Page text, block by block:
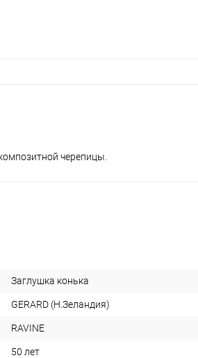
черепицы.
Заглушка конька
GERARD (Н.Зеландия)
RAVINE
50 лет